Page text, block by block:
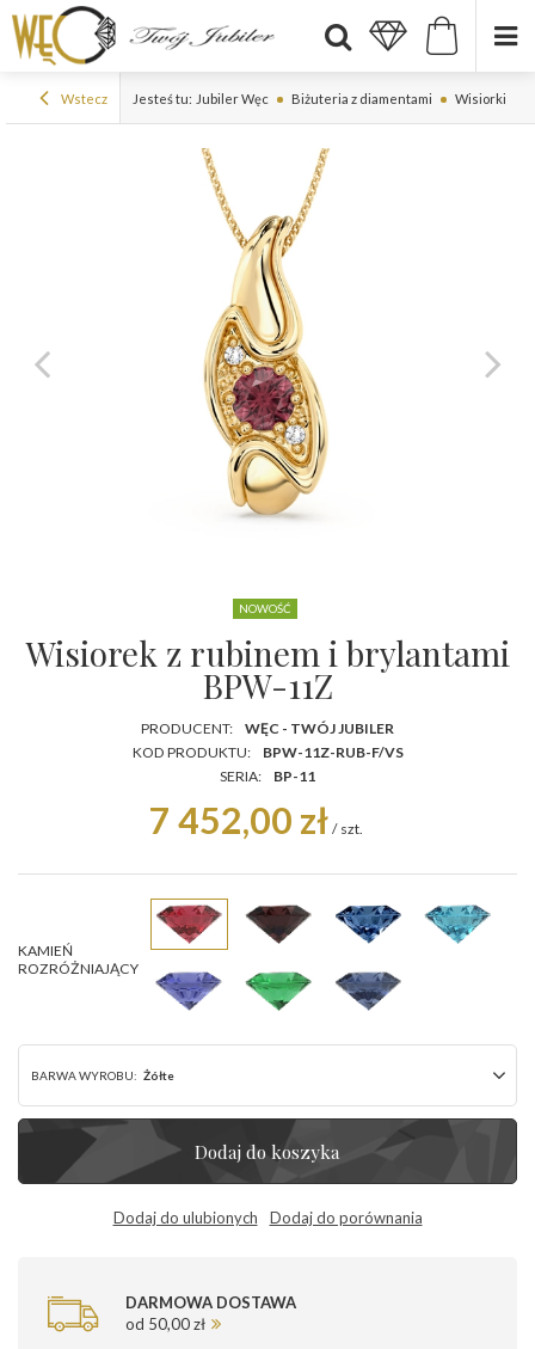
Wstecz Jesteś tu: Jubiler Węc Biżuteria z diamentami Wisiorki
NOWOŚĆ
Wisiorek z rubinem i brylantami
BPW-11Z
PRODUCENT:
WĘC - TWÓJ JUBILER
KOD PRODUKTU:
BPW-11Z-RUB-F/VS
SERIA:
BP-11
7 452,00 zł / szt.
KAMIEŃ
ROZRÓŻNIAJĄCY
BARWA WYROBU: Żółte
Dodaj do koszyka
Dodaj do ulubionych Dodaj do porównania
DARMOWA DOSTAWA
od 50,00 zł